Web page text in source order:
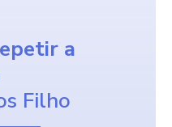
a
Filho